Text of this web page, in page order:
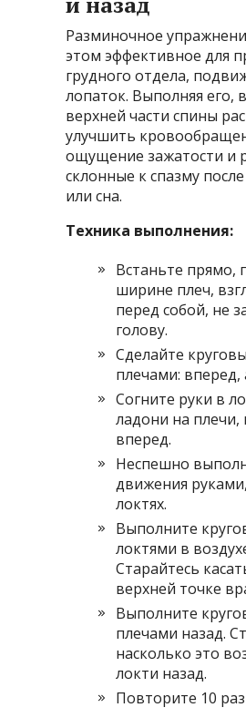
Разминочное
этом эффективное для
грудного отдела,
лопаток. Выполняя его,
верхней части спины
улучшить
ощущение зажатости и
склонные к спазму
или сна.
Техника выполнения:
Встаньте прямо,
ширине плеч,
перед собой, не
голову.
Сделайте
плечами:
Согните руки в
ладони на плечи,
вперед.
Неспешно
движения
локтях.
Выполните
локтями в
Старайтесь
верхней точке
Выполните
плечами назад.
насколько это
локти назад.
Повторите 10